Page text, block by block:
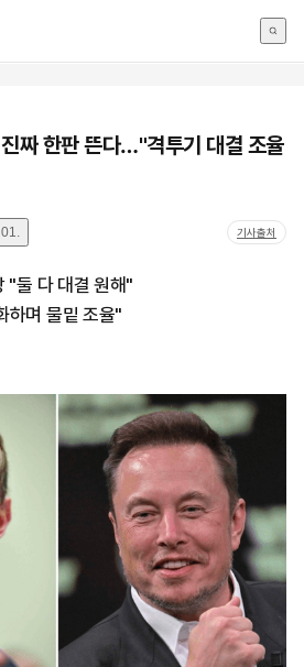
짜 한판 뜬다…"격투기 대결 조율
기사출처
"둘 다 대결 원해"
하며 물밑 조율"